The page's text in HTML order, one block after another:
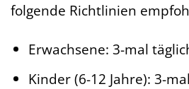
folgende Richtlinien
Erwachsene: 3-mal
Kinder (6-12 Jahre): 3-